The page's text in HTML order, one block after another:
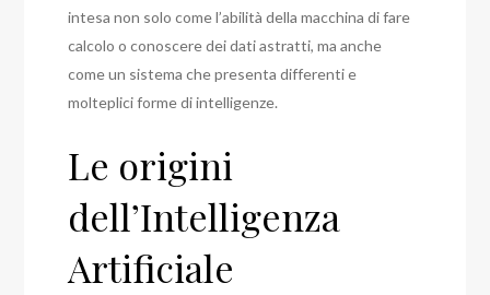
intesa non solo come l’abilità della macchina di fare
calcolo o conoscere dei dati astratti, ma anche
come un sistema che presenta differenti e
molteplici forme di intelligenze.
Le origini
dell’Intelligenza
Artificiale